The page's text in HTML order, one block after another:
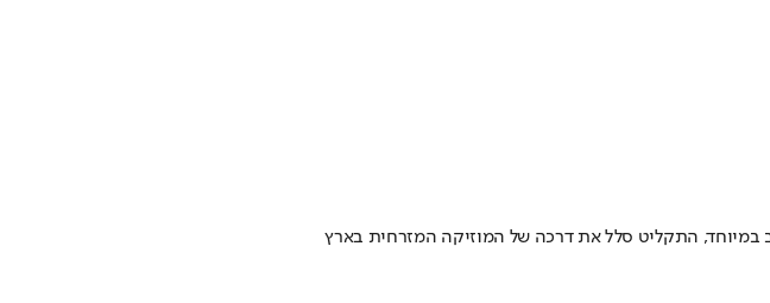
במיוחד, התקליט סלל את דרכה של המוזיקה המזרחית בארץ